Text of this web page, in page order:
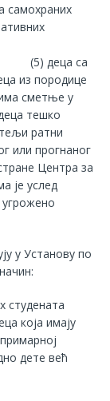
са
из породице
има сметње у
тешко
ратни
или прогнаног
Центра за
је услед
у Установу по
студената
имају
дете већ